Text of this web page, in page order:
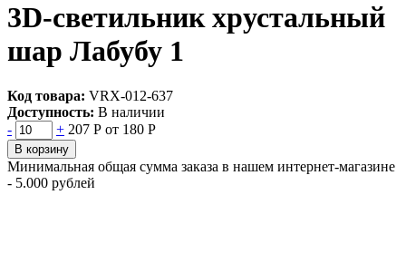
3D-светильник хрустальный
шар Лабубу 1
Код товара: VRХ-012-637
Доступность: В наличии
-
+ 207 Р от 180 Р
В корзину
Минимальная общая сумма заказа в нашем интернет-магазине
- 5.000 рублей